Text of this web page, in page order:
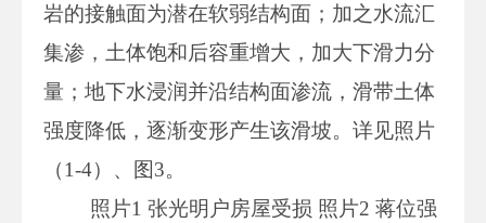
岩的接触面为潜在软弱结构面；加之水流汇
集渗，土体饱和后容重增大，加大下滑力分
量；地下水浸润并沿结构面渗流，滑带土体
强度降低，逐渐变形产生该滑坡。详见照片
（1-4）、图3。
照片1 张光明户房屋受损 照片2 蒋位强